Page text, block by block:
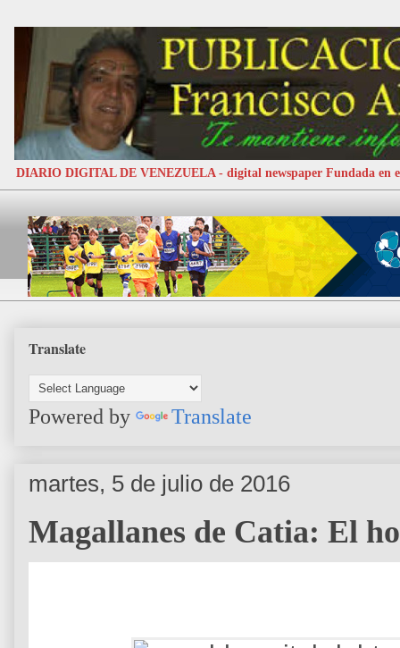
DIARIO DIGITAL DE VENEZUELA - digital newspaper Fundada en
Translate
Powered by Translate
martes, 5 de julio de 2016
Magallanes de Catia: El